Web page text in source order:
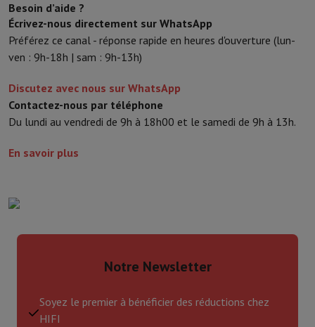
Besoin d’aide ?
Écrivez-nous directement sur WhatsApp
Préférez ce canal - réponse rapide en heures d'ouverture (lun-
ven : 9h-18h | sam : 9h-13h)
Discutez avec nous sur WhatsApp
Contactez-nous par téléphone
Du lundi au vendredi de 9h à 18h00 et le samedi de 9h à 13h.
En savoir plus
Notre Newsletter
Soyez le premier à bénéficier des réductions chez
HIFI